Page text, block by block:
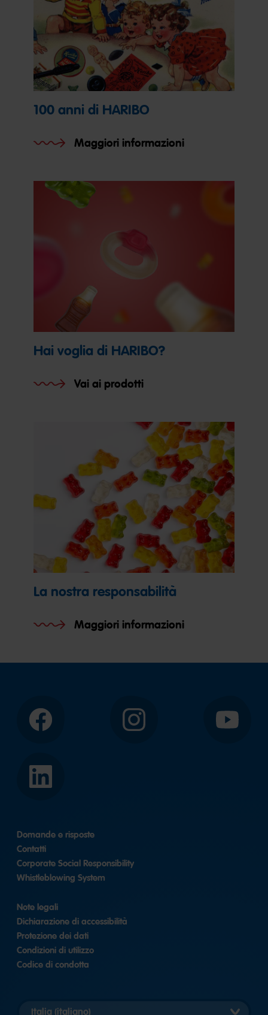
100 anni di HARIBO
Maggiori informazioni
Hai voglia di HARIBO?
Vai ai prodotti
La nostra responsabilità
Maggiori informazioni
Facebook Instagram YouTube
LinkedIn
Domande e risposte
Contatti
Corporate Social Responsibility
Whistleblowing System
Note legali
Dichiarazione di accessibilità
Protezione dei dati
Condizioni di utilizzo
Codice di condotta
Seleziona